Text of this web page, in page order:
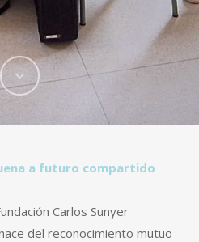
a futuro compartido
Carlos Sunyer
del reconocimiento mutuo